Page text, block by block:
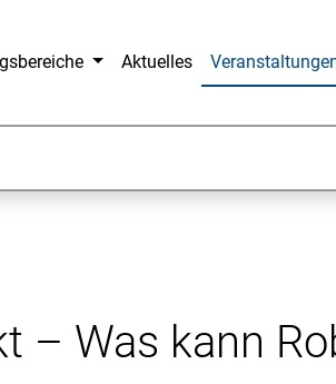
Aktuelles
– Was kann